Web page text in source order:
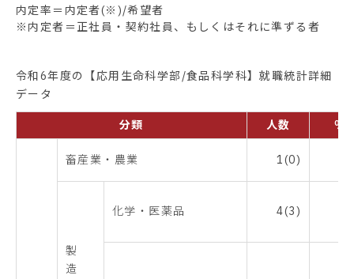
内定率＝内定者(※)/希望者
※内定者＝正社員・契約社員、もしくはそれに準ずる者
令和6年度の【応用生命科学部/食品科学科】就職統計詳細
データ
分類 人数 ％
畜産業・農業 1(0)
製
造
化学・医薬品 4(3)